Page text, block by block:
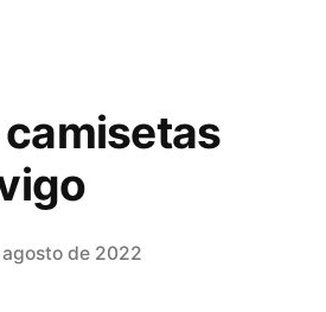
de 2022